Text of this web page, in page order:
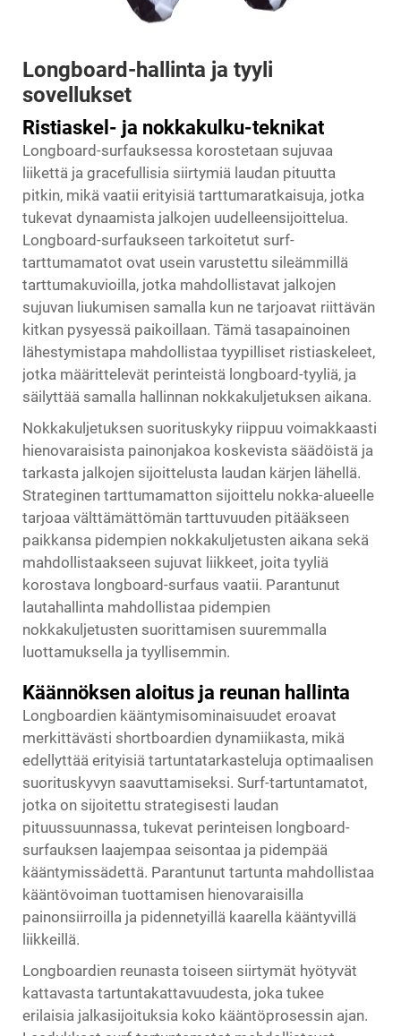
Longboard-hallinta ja tyyli
sovellukset
Ristiaskel- ja nokkakulku-teknikat
Longboard-surfauksessa korostetaan sujuvaa
liikettä ja gracefullisia siirtymiä laudan pituutta
pitkin, mikä vaatii erityisiä tarttumaratkaisuja, jotka
tukevat dynaamista jalkojen uudelleensijoittelua.
Longboard-surfaukseen tarkoitetut surf-
tarttumamatot ovat usein varustettu sileämmillä
tarttumakuvioilla, jotka mahdollistavat jalkojen
sujuvan liukumisen samalla kun ne tarjoavat riittävän
kitkan pysyessä paikoillaan. Tämä tasapainoinen
lähestymistapa mahdollistaa tyypilliset ristiaskeleet,
jotka määrittelevät perinteistä longboard-tyyliä, ja
säilyttää samalla hallinnan nokkakuljetuksen aikana.
Nokkakuljetuksen suorituskyky riippuu voimakkaasti
hienovaraisista painonjakoa koskevista säädöistä ja
tarkasta jalkojen sijoittelusta laudan kärjen lähellä.
Strateginen tarttumamatton sijoittelu nokka-alueelle
tarjoaa välttämättömän tarttuvuuden pitääkseen
paikkansa pidempien nokkakuljetusten aikana sekä
mahdollistaakseen sujuvat liikkeet, joita tyyliä
korostava longboard-surfaus vaatii. Parantunut
lautahallinta mahdollistaa pidempien
nokkakuljetusten suorittamisen suuremmalla
luottamuksella ja tyyllisemmin.
Käännöksen aloitus ja reunan hallinta
Longboardien kääntymisominaisuudet eroavat
merkittävästi shortboardien dynamiikasta, mikä
edellyttää erityisiä tartuntatarkasteluja optimaalisen
suorituskyvyn saavuttamiseksi. Surf-tartuntamatot,
jotka on sijoitettu strategisesti laudan
pituussuunnassa, tukevat perinteisen longboard-
surfauksen laajempaa seisontaa ja pidempää
kääntymissädettä. Parantunut tartunta mahdollistaa
kääntövoiman tuottamisen hienovaraisilla
painonsiirroilla ja pidennetyillä kaarella kääntyvillä
liikkeillä.
Longboardien reunasta toiseen siirtymät hyötyvät
kattavasta tartuntakattavuudesta, joka tukee
erilaisia jalkasijoituksia koko kääntöprosessin ajan.